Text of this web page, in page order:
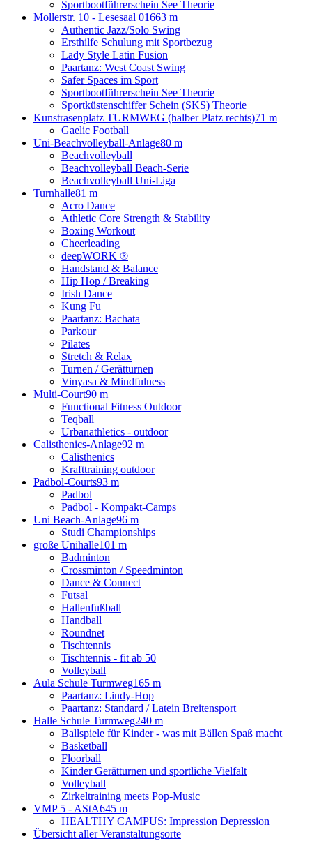
Sportbootführerschein See Theorie
Mollerstr. 10 - Lesesaal 01663 m
Authentic Jazz/Solo Swing
Ersthilfe Schulung mit Sportbezug
Lady Style Latin Fusion
Paartanz: West Coast Swing
Safer Spaces im Sport
Sportbootführerschein See Theorie
Sportküstenschiffer Schein (SKS) Theorie
Kunstrasenplatz TURMWEG (halber Platz rechts)71 m
Gaelic Football
Uni-Beachvolleyball-Anlage80 m
Beachvolleyball
Beachvolleyball Beach-Serie
Beachvolleyball Uni-Liga
Turnhalle81 m
Acro Dance
Athletic Core Strength & Stability
Boxing Workout
Cheerleading
deepWORK ®
Handstand & Balance
Hip Hop / Breaking
Irish Dance
Kung Fu
Paartanz: Bachata
Parkour
Pilates
Stretch & Relax
Turnen / Gerätturnen
Vinyasa & Mindfulness
Multi-Court90 m
Functional Fitness Outdoor
Teqball
Urbanathletics - outdoor
Calisthenics-Anlage92 m
Calisthenics
Krafttraining outdoor
Padbol-Courts93 m
Padbol
Padbol - Kompakt-Camps
Uni Beach-Anlage96 m
Studi Championships
große Unihalle101 m
Badminton
Crossminton / Speedminton
Dance & Connect
Futsal
Hallenfußball
Handball
Roundnet
Tischtennis
Tischtennis - fit ab 50
Volleyball
Aula Schule Turmweg165 m
Paartanz: Lindy-Hop
Paartanz: Standard / Latein Breitensport
Halle Schule Turmweg240 m
Ballspiele für Kinder - was mit Bällen Spaß macht
Basketball
Floorball
Kinder Gerätturnen und sportliche Vielfalt
Volleyball
Zirkeltraining meets Pop-Music
VMP 5 - AStA645 m
HEALTHY CAMPUS: Impression Depression
Übersicht aller Veranstaltungsorte